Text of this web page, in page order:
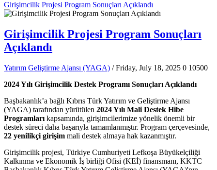
Girişimcilik Projesi Program Sonuçları Açıklandı
Girişimcilik Projesi Program Sonuçları
Açıklandı
Yatırım Geliştirme Ajansı (YAGA) / Friday, July 18, 2025 0 10500
2024 Yılı Girişimcilik Destek Programı Sonuçları Açıklandı
Başbakanlık’a bağlı Kıbrıs Türk Yatırım ve Geliştirme Ajansı
(YAGA) tarafından yürütülen 2024 Yılı Mali Destek Hibe
Programları kapsamında, girişimcilerimize yönelik önemli bir
destek süreci daha başarıyla tamamlanmıştır. Program çerçevesinde,
22 yenilikçi girişim mali destek almaya hak kazanmıştır.
Girişimcilik projesi, Türkiye Cumhuriyeti Lefkoşa Büyükelçiliği
Kalkınma ve Ekonomik İş birliği Ofisi (KEİ) finansmanı, KKTC